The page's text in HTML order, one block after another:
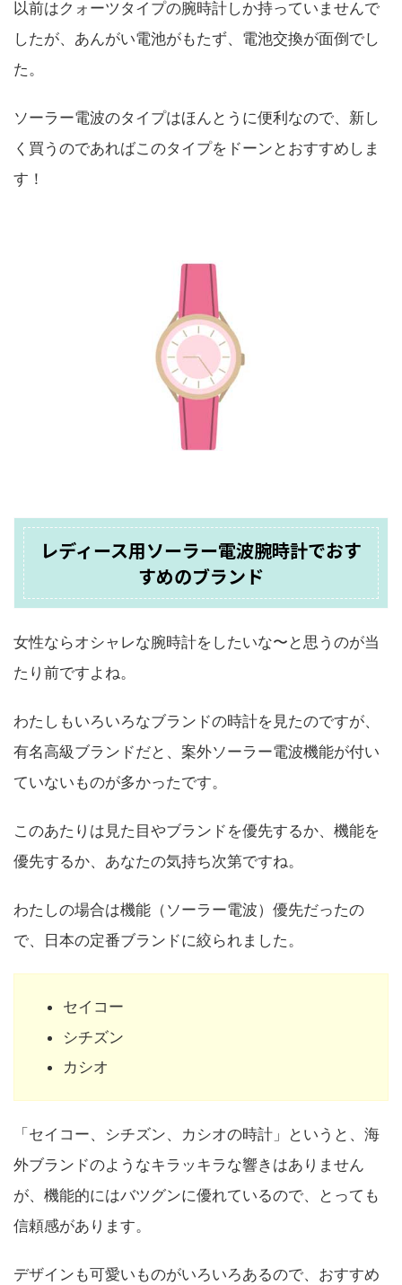
以前はクォーツタイプの腕時計しか持っていませんで
したが、あんがい電池がもたず、電池交換が面倒でし
た。
ソーラー電波のタイプはほんとうに便利なので、新し
く買うのであればこのタイプをドーンとおすすめしま
す！
レディース用ソーラー電波腕時計でおす
すめのブランド
女性ならオシャレな腕時計をしたいな〜と思うのが当
たり前ですよね。
わたしもいろいろなブランドの時計を見たのですが、
有名高級ブランドだと、案外ソーラー電波機能が付い
ていないものが多かったです。
このあたりは見た目やブランドを優先するか、機能を
優先するか、あなたの気持ち次第ですね。
わたしの場合は機能（ソーラー電波）優先だったの
で、日本の定番ブランドに絞られました。
セイコー
シチズン
カシオ
「セイコー、シチズン、カシオの時計」というと、海
外ブランドのようなキラッキラな響きはありません
が、機能的にはバツグンに優れているので、とっても
信頼感があります。
デザインも可愛いものがいろいろあるので、おすすめ